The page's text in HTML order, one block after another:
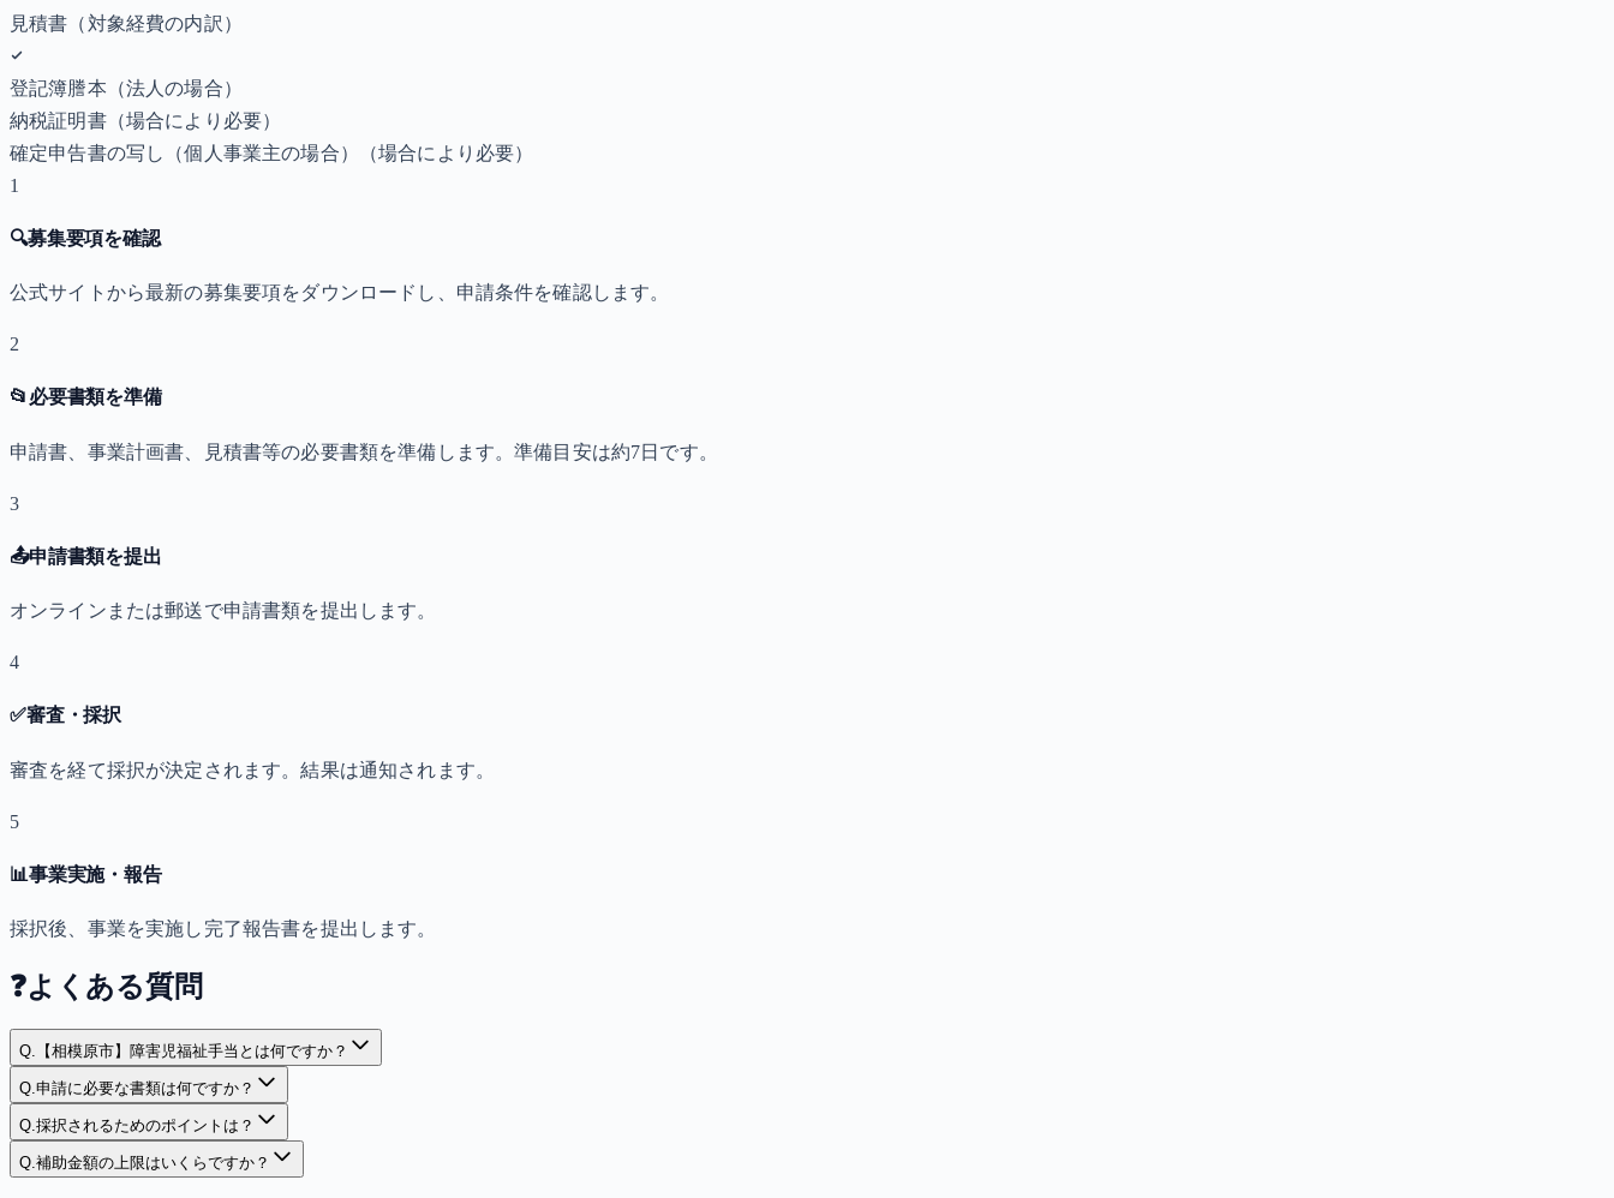
見積書（対象経費の内訳）
登記簿謄本（法人の場合）
納税証明書（場合により必要）
確定申告書の写し（個人事業主の場合）
（場合により必要）
1
🔍募集要項を確認
公式サイトから最新の募集要項をダウンロードし、申請条件を確認します。
2
📂 必要書類を準備
申請書、事業計画書、見積書等の必要書類を準備します。準備目安は約7日です。
3
📤申請書類を提出
オンラインまたは郵送で申請書類を提出します。
4
✅審査・採択
審査を経て採択が決定されます。結果は通知されます。
5
📊事業実施・報告
採択後、事業を実施し完了報告書を提出します。
❓よくある質問
Q. 【相模原市】障害児福祉手当とは何ですか？
Q.申請に必要な書類は何ですか？
Q.採択されるためのポイントは？
Q.補助金額の上限はいくらですか？